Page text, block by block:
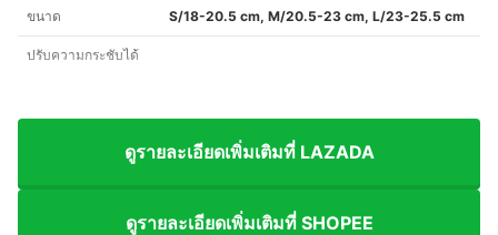
ขนาด S/18-20.5 cm, M/20.5-23 cm, L/23-25.5 cm
ปรับความกระชับได้
ดูรายละเอียดเพิ่มเติมที่ LAZADA
ดูรายละเอียดเพิ่มเติมที่ SHOPEE